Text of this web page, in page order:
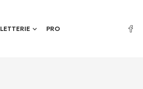
PRO